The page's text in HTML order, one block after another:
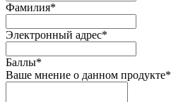
Фамилия*
Электронный адрес*
Баллы*
Ваше мнение о данном продукте*